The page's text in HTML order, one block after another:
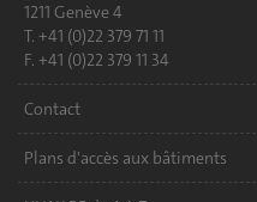
1211 Genève 4
T. +41 (0)22 379 71 11
F. +41 (0)22 379 11 34
Contact
Plans d'accès aux bâtiments